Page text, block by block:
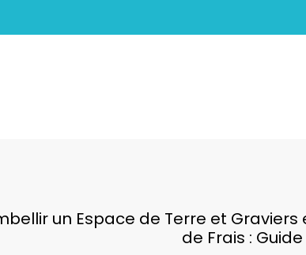
un Espace de Terre et Graviers
de Frais :